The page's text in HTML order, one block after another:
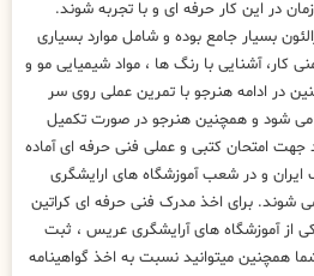
در این کار حرفه ای و با تجربه شوند.
بسیار جامع بوده و شامل موارد بسیاری
کار، آشنایی با رنگ ها ، مواد شیمیایی مو و
در ادامه هنرجو با تمرین عملی روی سر
می شود و همچنین هنرجو در صورت تکمیل
جهت امتحان کتبی و عملی فنی حرفه ای آماده
و در شعب آموزشگاه های ارایشگری
شوند. برای اخذ مدرک فنی حرفه ای کراتین
از آموزشگاه های آرایشگری عریس ، ثبت
همچنین میتوانید نسبت به اخذ گواهینامه